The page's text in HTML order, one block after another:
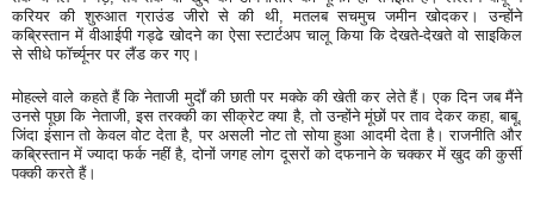
करियर की शुरुआत ग्राउंड जीरो से की थी, मतलब सचमुच जमीन खोदकर। उन्होंने
कब्रिस्तान में वीआईपी गड्ढे खोदने का ऐसा स्टार्टअप चालू किया कि देखते-देखते वो साइकिल
से सीधे फॉर्च्यूनर पर लैंड कर गए।
मोहल्ले वाले कहते हैं कि नेताजी मुर्दों की छाती पर मक्के की खेती कर लेते हैं। एक दिन जब मैंने
उनसे पूछा कि नेताजी, इस तरक्की का सीक्रेट क्या है, तो उन्होंने मूंछों पर ताव देकर कहा, बाबू,
जिंदा इंसान तो केवल वोट देता है, पर असली नोट तो सोया हुआ आदमी देता है। राजनीति और
कब्रिस्तान में ज्यादा फर्क नहीं है, दोनों जगह लोग दूसरों को दफनाने के चक्कर में खुद की कुर्सी
पक्की करते हैं।